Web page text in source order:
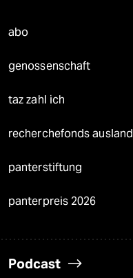
abo
genossenschaft
taz zahl ich
recherchefonds ausland
panterstiftung
panterpreis 2026
Podcast